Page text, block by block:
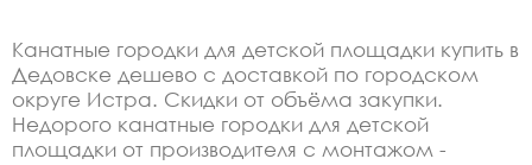
Канатные городки для детской площадки купить в
Дедовске дешево с доставкой по городском
округе Истра. Скидки от объёма закупки.
Недорого канатные городки для детской
площадки от производителя с монтажом -